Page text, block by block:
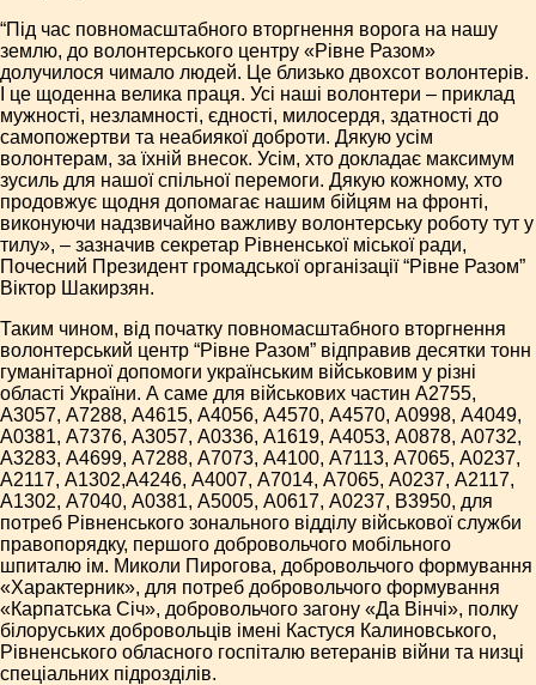
“Під час повномасштабного вторгнення ворога на нашу
землю, до волонтерського центру «Рівне Разом»
долучилося чимало людей. Це близько двохсот волонтерів.
І це щоденна велика праця. Усі наші волонтери – приклад
мужності, незламності, єдності, милосердя, здатності до
самопожертви та неабиякої доброти. Дякую усім
волонтерам, за їхній внесок. Усім, хто докладає максимум
зусиль для нашої спільної перемоги. Дякую кожному, хто
продовжує щодня допомагає нашим бійцям на фронті,
виконуючи надзвичайно важливу волонтерську роботу тут у
тилу», – зазначив секретар Рівненської міської ради,
Почесний Президент громадської організації “Рівне Разом”
Віктор Шакирзян.
Таким чином, від початку повномасштабного вторгнення
волонтерський центр “Рівне Разом” відправив десятки тонн
гуманітарної допомоги українським військовим у різні
області України. А саме для військових частин А2755,
А3057, А7288, А4615, А4056, А4570, А4570, А0998, А4049,
А0381, А7376, А3057, А0336, А1619, А4053, А0878, А0732,
А3283, А4699, А7288, А7073, А4100, А7113, А7065, А0237,
А2117, А1302,А4246, А4007, А7014, А7065, А0237, А2117,
А1302, А7040, А0381, А5005, А0617, А0237, В3950, для
потреб Рівненського зонального відділу військової служби
правопорядку, першого добровольчого мобільного
шпиталю ім. Миколи Пирогова, добровольчого формування
«Характерник», для потреб добровольчого формування
«Карпатська Січ», добровольчого загону «Да Вінчі», полку
білоруських добровольців імені Кастуся Калиновського,
Рівненського обласного госпіталю ветеранів війни та низці
спеціальних підрозділів.